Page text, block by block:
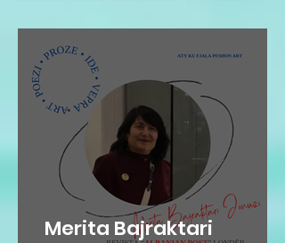
ZOG NË FOLENË TËNDE
Merita Bajraktari